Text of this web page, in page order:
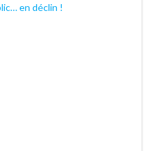
en déclin !